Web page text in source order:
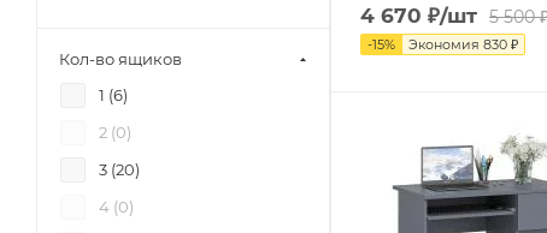
4 670 ₽/шт 5 500
-15% Экономия 830 ₽
Кол-во ящиков
1 (6)
2 (0)
3 (20)
4 (0)